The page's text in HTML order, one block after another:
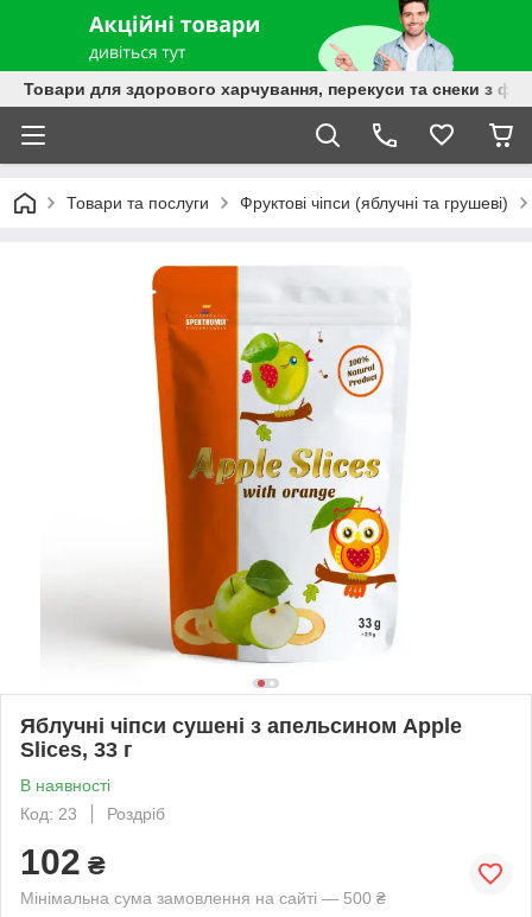
Товари для здорового харчування, перекуси та снеки з
Товари та послуги Фруктові чіпси (яблучні та грушеві)
Яблучні чіпси сушені з апельсином Apple
Slices, 33 г
В наявності
Код: 23
Роздріб
102 ₴
Мінімальна сума замовлення на сайті — 500 ₴